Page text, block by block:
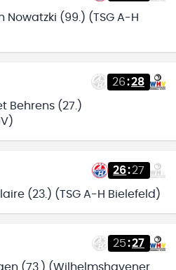
(99.) (TSG A-H
26:28
Behrens (27.)
26:27
(23.) (TSG A-H Bielefeld)
25:27
(73.) (Wilhelmshavener